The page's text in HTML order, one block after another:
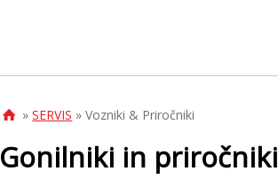
 »SERVIS » Vozniki & Priročniki
Gonilniki in priročniki